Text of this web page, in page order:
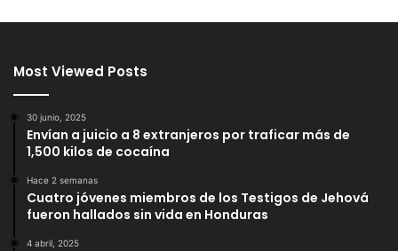
Most Viewed Posts
30 junio, 2025
Envían a juicio a 8 extranjeros por traficar más de
1,500 kilos de cocaína
Hace 2 semanas
Cuatro jóvenes miembros de los Testigos de Jehová
fueron hallados sin vida en Honduras
4 abril, 2025